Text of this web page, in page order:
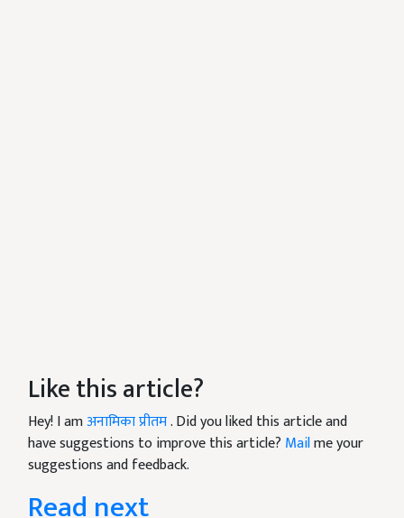
Like this article?
Hey! I amअनामिका प्रीतम. Did you liked this article and
have suggestions to improve this article? Mailme your
suggestions and feedback.
Read next